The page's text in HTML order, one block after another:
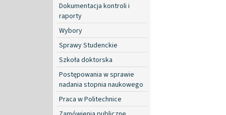
Dokumentacja kontroli i
raporty
Wybory
Sprawy Studenckie
Szkoła doktorska
Postępowania w sprawie
nadania stopnia naukowego
Praca w Politechnice